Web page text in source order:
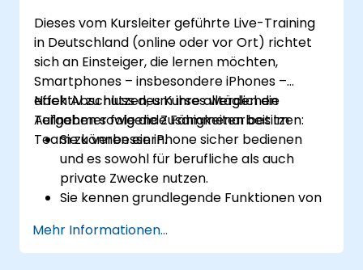
Dieses vom Kursleiter geführte Live-Training
in Deutschland (online oder vor Ort) richtet
sich an Einsteiger, die lernen möchten,
Smartphones – insbesondere iPhones –
effektiv zu nutzen, um ihre alltäglichen
Aufgaben sowie die Zusammenarbeit im
Team zu verbessern.
Nach Abschluss des Kurses werden die
Teilnehmer folgende Fähigkeiten besitzen:
Sie können ein iPhone sicher bedienen
und es sowohl für berufliche als auch
private Zwecke nutzen.
Sie kennen grundlegende Funktionen von
auch bei Android-Geräten gelten.
Sie können ihr iPhone so einrichten und
Mehr Informationen...